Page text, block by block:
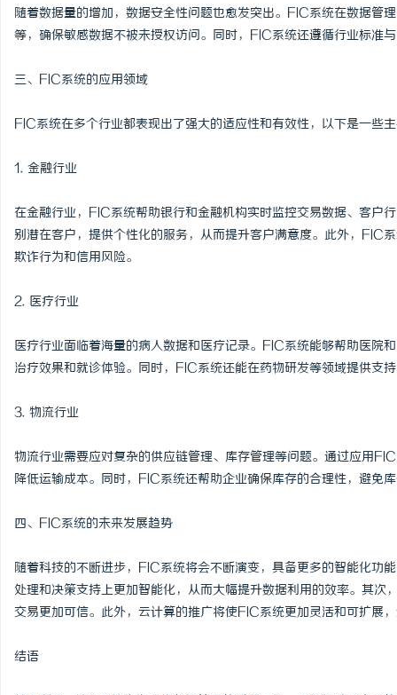
随着数据量的增加，数据安全性问题也愈发突出。FIC系统在数据管
等，确保敏感数据不被未授权访问。同时，FIC系统还遵循行业标准
三、FIC系统的应用领域
FIC系统在多个行业都表现出了强大的适应性和有效性，以下是一些
1. 金融行业
在金融行业，FIC系统帮助银行和金融机构实时监控交易数据、客户
别潜在客户，提供个性化的服务，从而提升客户满意度。此外，FIC
欺诈行为和信用风险。
2. 医疗行业
医疗行业面临着海量的病人数据和医疗记录。FIC系统能够帮助医院
治疗效果和就诊体验。同时，FIC系统还能在药物研发等领域提供支
3. 物流行业
物流行业需要应对复杂的供应链管理、库存管理等问题。通过应用
降低运输成本。同时，FIC系统还帮助企业确保库存的合理性，避免
四、FIC系统的未来发展趋势
随着科技的不断进步，FIC系统将会不断演变，具备更多的智能化功
处理和决策支持上更加智能化，从而大幅提升数据利用的效率。其
交易更加可信。此外，云计算的推广将使FIC系统更加灵活和可扩展
结语